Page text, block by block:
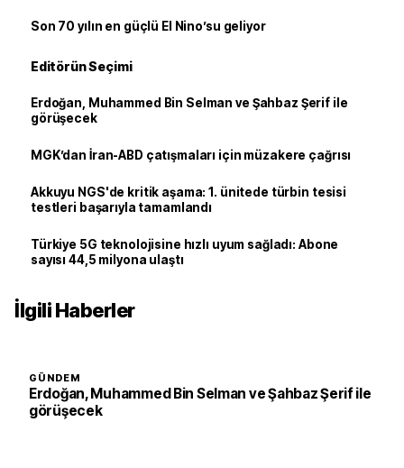
Son 70 yılın en güçlü El Nino’su geliyor
Editörün Seçimi
Erdoğan, Muhammed Bin Selman ve Şahbaz Şerif ile
görüşecek
MGK’dan İran-ABD çatışmaları için müzakere çağrısı
Akkuyu NGS'de kritik aşama: 1. ünitede türbin tesisi
testleri başarıyla tamamlandı
Türkiye 5G teknolojisine hızlı uyum sağladı: Abone
sayısı 44,5 milyona ulaştı
İlgili Haberler
GÜNDEM
Erdoğan, Muhammed Bin Selman ve Şahbaz Şerif ile
görüşecek